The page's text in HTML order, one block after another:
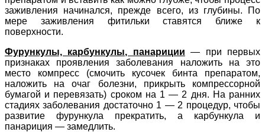
заживления начинался, прежде всего, из глубины. По
мере заживления фитильки ставятся ближе к
поверхности.
Фурункулы, карбункулы, панариции
—
при первых
признаках проявления заболевания наложить на это
место компресс (смочить кусочек бинта препаратом,
наложить на очаг болезни, прикрыть компрессорной
бумагой и перевязать) сроком на 1 — 2 дня. На ранних
стадиях заболевания достаточно 1 — 2 процедур, чтобы
развитие фурункула прекратить, а карбункула и
панариция — замедлить.